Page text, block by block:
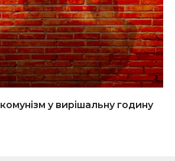
у вирішальну годину